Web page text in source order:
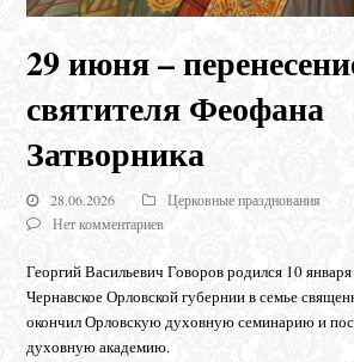
29 июня –
святителя Феофана
Затворника
28.06.2026
Церковные празднования
Нет комментариев
Георгий Васильевич Говоров родился 10
Чернавское Орловской губернии в семье
окончил Орловскую духовную семинарию и
духовную академию.